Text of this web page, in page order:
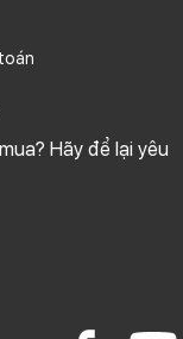
Hãy để lại yêu